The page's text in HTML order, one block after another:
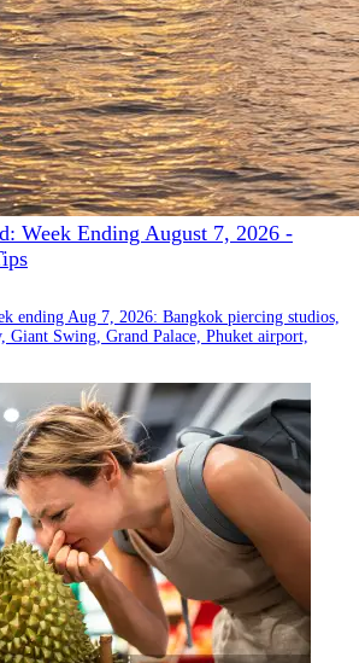
Week Ending August 7, 2026 -
ending Aug 7, 2026: Bangkok piercing studios,
Giant Swing, Grand Palace, Phuket airport,